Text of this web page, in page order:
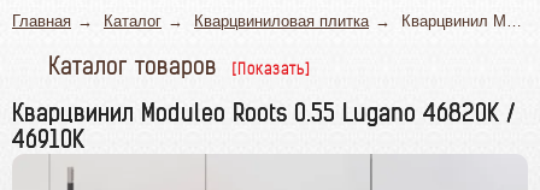
Главная Каталог Кварцвиниловая плитка Кварцвинил Moduleo Roots 0.55 Lugano 46820K / 46910K
Каталог товаров
Паркет
Кварцвинил
Пробка
Кварцвинил Moduleo Roots 0.55 Lugano 46820K /
46910K